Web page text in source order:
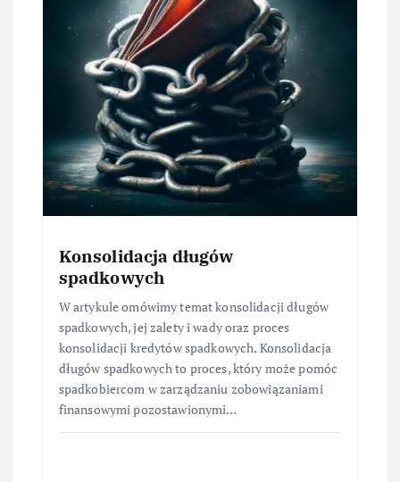
Konsolidacja długów
spadkowych
W artykule omówimy temat konsolidacji długów
spadkowych, jej zalety i wady oraz proces
konsolidacji kredytów spadkowych. Konsolidacja
długów spadkowych to proces, który może pomóc
spadkobiercom w zarządzaniu zobowiązaniami
finansowymi pozostawionymi…